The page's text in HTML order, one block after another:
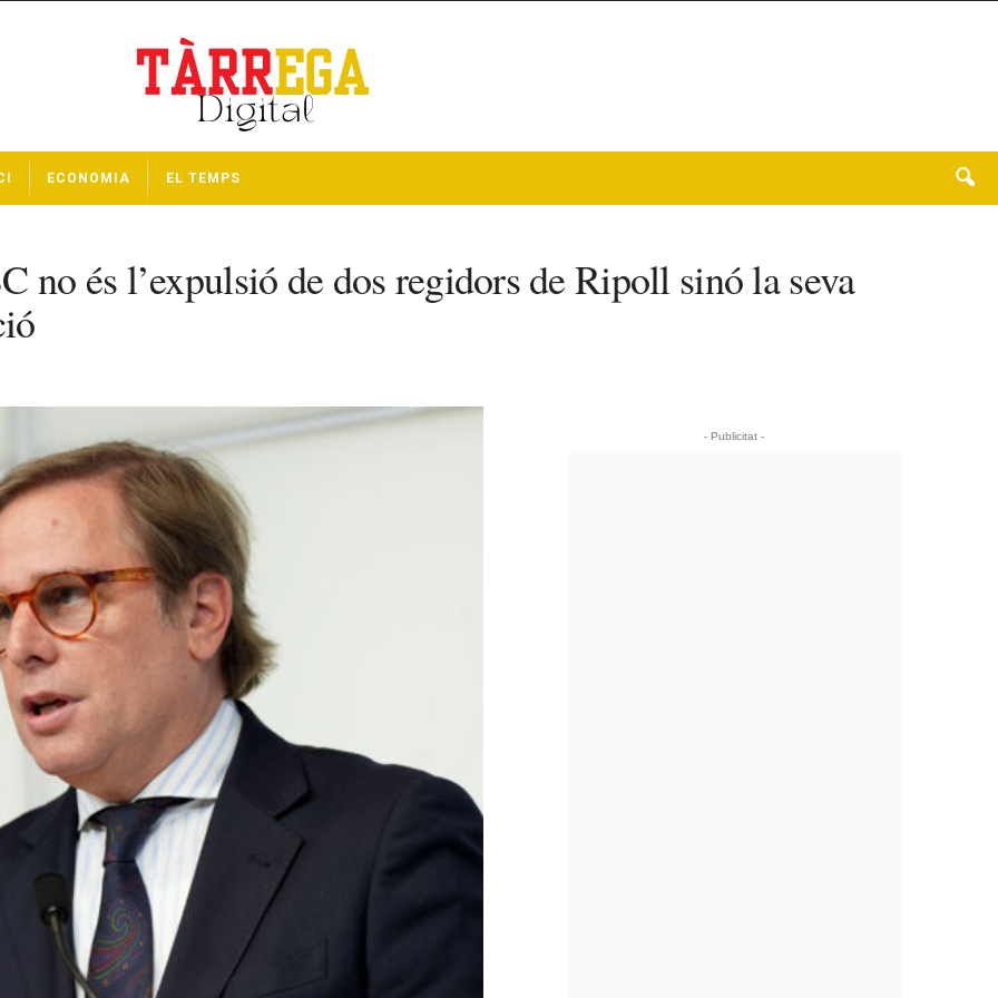
ECONOMIA EL TEMPS
no és l’expulsió de dos regidors de Ripoll sinó la seva
- Publicitat -